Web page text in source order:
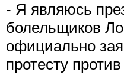
- Я являюсь
болельщиков
официально
протесту